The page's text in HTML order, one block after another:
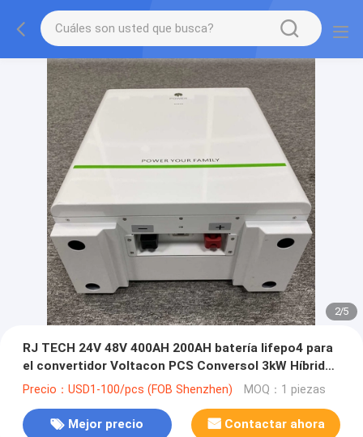
2/5
RJ TECH 24V 48V 400AH 200AH batería lifepo4 para
el convertidor Voltacon PCS Conversol 3kW Híbrido
V7 Conversol 5kW Híbrido V7 Conversol 8kW Híbrido
Precio：USD1-100/pcs (FOB Shenzhen) MOQ：1 piezas
Mejor precio Contactar ahora